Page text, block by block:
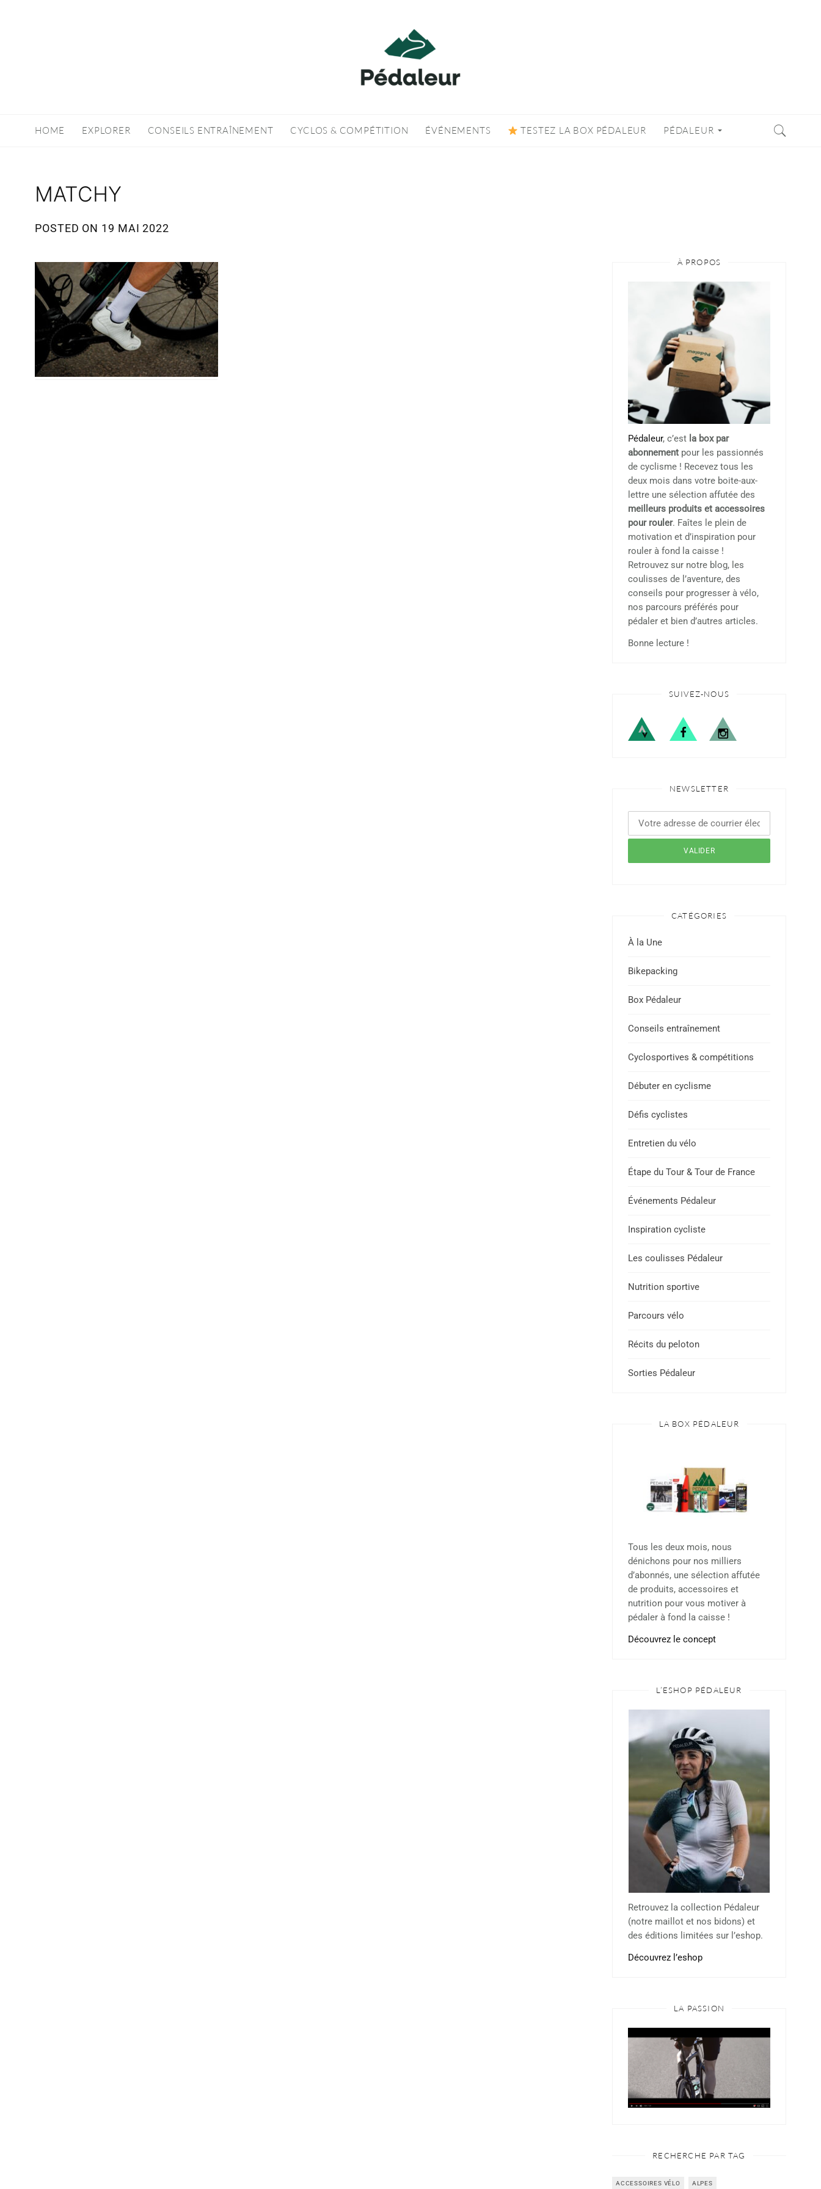
HOME EXPLORER CONSEILS ENTRAÎNEMENT CYCLOS & COMPÉTITION ÉVÉNEMENTS TESTEZ LA BOX PÉDALEUR PÉDALEUR
MATCHY
POSTED ON 19 MAI 2022
À PROPOS
Pédaleur, c’est la box par
abonnement pour les passionnés
de cyclisme ! Recevez tous les
deux mois dans votre boite-aux-
lettre une sélection affutée des
meilleurs produits et accessoires
pour rouler. Faîtes le plein de
motivation et d’inspiration pour
rouler à fond la caisse !
Retrouvez sur notre blog, les
coulisses de l’aventure, des
conseils pour progresser à vélo,
nos parcours préférés pour
pédaler et bien d’autres articles.
Bonne lecture !
SUIVEZ-NOUS
NEWSLETTER
CATÉGORIES
À la Une
Bikepacking
Box Pédaleur
Conseils entraînement
Cyclosportives & compétitions
Débuter en cyclisme
Défis cyclistes
Entretien du vélo
Étape du Tour & Tour de France
Événements Pédaleur
Inspiration cycliste
Les coulisses Pédaleur
Nutrition sportive
Parcours vélo
Récits du peloton
Sorties Pédaleur
LA BOX PÉDALEUR
Tous les deux mois, nous
dénichons pour nos milliers
d’abonnés, une sélection affutée
de produits, accessoires et
nutrition pour vous motiver à
pédaler à fond la caisse !
Découvrez le concept
L’ESHOP PÉDALEUR
Retrouvez la collection Pédaleur
(notre maillot et nos bidons) et
des éditions limitées sur l’eshop.
Découvrez l’eshop
LA PASSION
RECHERCHE PAR TAG
ACCESSOIRES VÉLO ALPES